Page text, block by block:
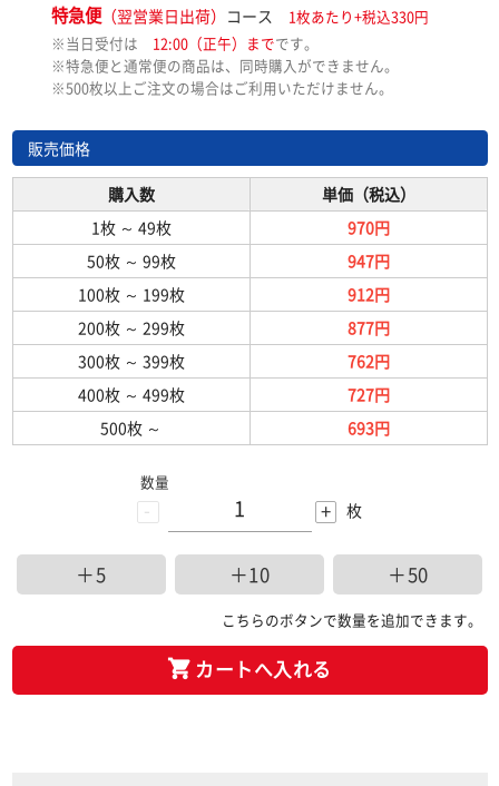
特急便（翌営業日出荷） コース
1枚あたり+税込330円
※当日受付は 12:00（正午）までです。
※特急便と通常便の商品は、同時購入ができません。
※500枚以上ご注文の場合はご利用いただけません。
販売価格
購入数
単価（税込）
1枚 ～ 49枚
970円
50枚 ～ 99枚
947円
100枚 ～ 199枚
912円
200枚 ～ 299枚
877円
300枚 ～ 399枚
762円
400枚 ～ 499枚
727円
500枚 ～ 693円
-
数量
+ 枚
＋5 ＋10 ＋50
こちらのボタンで数量を追加できます。
カートへ入れる